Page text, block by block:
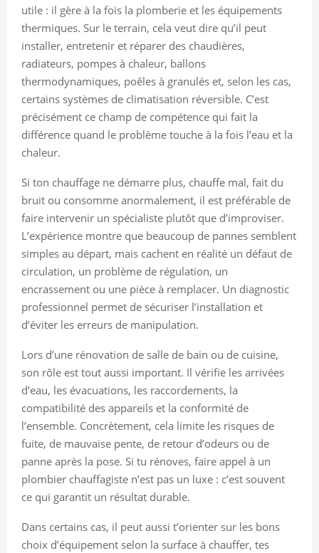
utile : il gère à la fois la plomberie et les équipements
thermiques. Sur le terrain, cela veut dire qu’il peut
installer, entretenir et réparer des chaudières,
radiateurs, pompes à chaleur, ballons
thermodynamiques, poêles à granulés et, selon les cas,
certains systèmes de climatisation réversible. C’est
précisément ce champ de compétence qui fait la
différence quand le problème touche à la fois l’eau et la
chaleur.
Si ton chauffage ne démarre plus, chauffe mal, fait du
bruit ou consomme anormalement, il est préférable de
faire intervenir un spécialiste plutôt que d’improviser.
L’expérience montre que beaucoup de pannes semblent
simples au départ, mais cachent en réalité un défaut de
circulation, un problème de régulation, un
encrassement ou une pièce à remplacer. Un diagnostic
professionnel permet de sécuriser l’installation et
d’éviter les erreurs de manipulation.
Lors d’une rénovation de salle de bain ou de cuisine,
son rôle est tout aussi important. Il vérifie les arrivées
d’eau, les évacuations, les raccordements, la
compatibilité des appareils et la conformité de
l’ensemble. Concrètement, cela limite les risques de
fuite, de mauvaise pente, de retour d’odeurs ou de
panne après la pose. Si tu rénoves, faire appel à un
plombier chauffagiste n’est pas un luxe : c’est souvent
ce qui garantit un résultat durable.
Dans certains cas, il peut aussi t’orienter sur les bons
choix d’équipement selon la surface à chauffer, tes